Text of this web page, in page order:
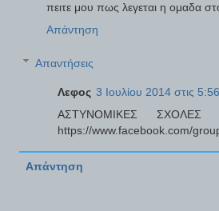
πειτε μου πως λεγεται η ομαδα
Απάντηση
Απαντήσεις
Λεφος 3 Ιουλίου 2014 στις
ΑΣΤΥΝΟΜΙΚΕΣ
https://www.facebook.com/
Απάντηση